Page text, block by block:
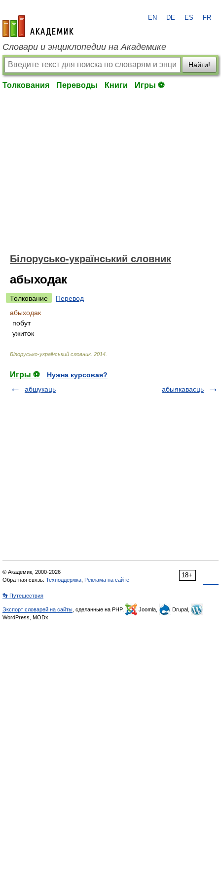
academic.ru
EN DE ES FR
Словари и энциклопедии на Академике
Найти!
Толкования Переводы Книги Игры ⚽
Білорусько-український словник
абыходак
Толкование
Перевод
абыходак
побут
ужиток
Білорусько-український словник. 2014
Игры ⚽
Нужна курсовая?
абшукаць
абыякавасць
18+
© Академик, 2000-2026
Обратная связь: Техподдержка Реклама на сайте
👣 Путешествия
Экспорт словарей на сайты , сделанные на PHP, Joomla,
Drupal,
WordPress, MODx.